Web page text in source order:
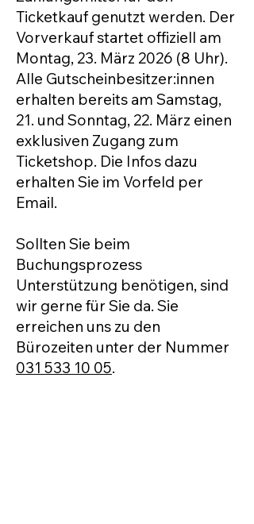
Ticketkauf genutzt werden. Der
Vorverkauf startet offiziell am
Montag, 23. März 2026 (8 Uhr).
Alle Gutscheinbesitzer:innen
erhalten bereits am Samstag,
21. und Sonntag, 22. März einen
exklusiven Zugang zum
Ticketshop. Die Infos dazu
erhalten Sie im Vorfeld per
Email.
Sollten Sie beim
Buchungsprozess
Unterstützung benötigen, sind
wir gerne für Sie da. Sie
erreichen uns zu den
Bürozeiten unter der Nummer
031 533 10 05.